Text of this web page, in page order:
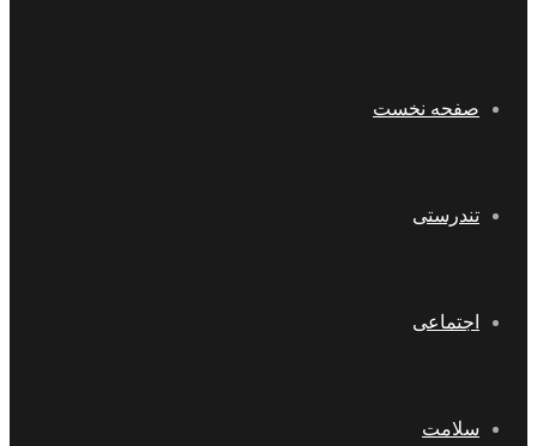
صفحه نخست
تندرستی
اجتماعی
سلامت